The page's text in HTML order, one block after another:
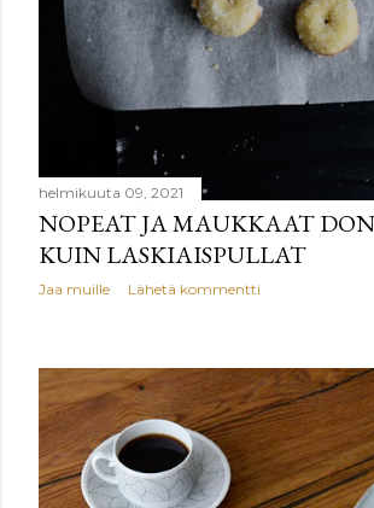
maaliskuuta 01, 2021
PARHAAT SÄMPYLÄT
RAPEALLA KUORELLA)
Lähetä kommentti
helmikuuta 09, 2021
NOPEAT JA MAUKKAAT
KUIN LASKIAISPULLAT
Jaa muille Lähetä kommentti